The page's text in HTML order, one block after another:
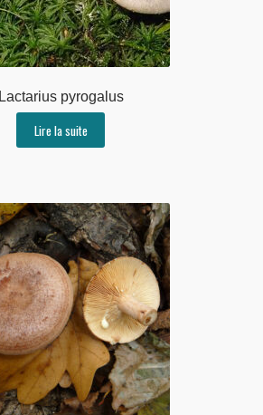
Lactarius pyrogalus
Lire la suite